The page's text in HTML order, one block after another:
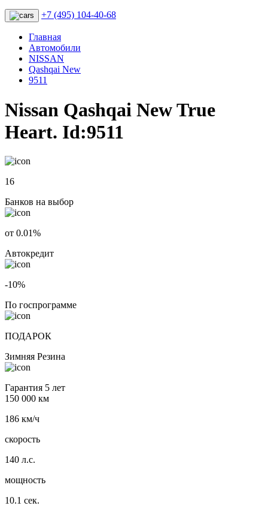
+7 (495) 104-40-68
Главная
Автомобили
NISSAN
Qashqai New
9511
Nissan Qashqai New True
Heart. Id:9511
16
Банков на выбор
от 0.01%
Автокредит
-10%
По госпрограмме
ПОДАРОК
Зимняя Резина
Гарантия 5 лет
150 000 км
186 км/ч
скорость
140 л.с.
мощность
10.1 сек.